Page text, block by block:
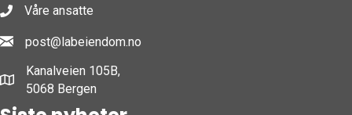
Våre ansatte
post@labeiendom.no
Kanalveien 105B,
5068 Bergen